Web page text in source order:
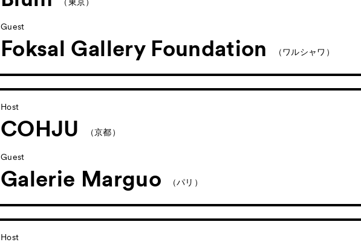
Guest
Foksal Gallery Foundation （ワルシャワ）
Host
COHJU （京都）
Guest
Galerie Marguo （パリ）
Host